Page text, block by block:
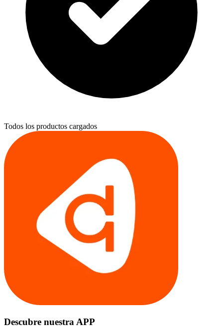
Todos los productos cargados
Descubre nuestra APP